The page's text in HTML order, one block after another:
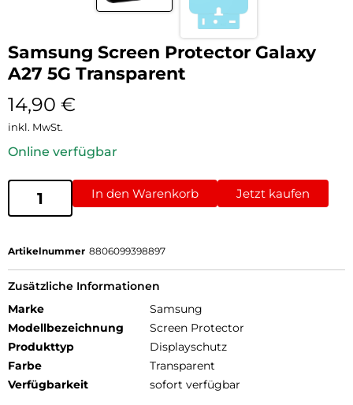
Samsung Screen Protector Galaxy
A27 5G Transparent
14,90 €
inkl. MwSt.
Online verfügbar
In den Warenkorb Jetzt kaufen
Artikelnummer 8806099398897
Zusätzliche Informationen
Marke
Samsung
Modellbezeichnung
Screen Protector
Produkttyp
Displayschutz
Farbe
Transparent
Verfügbarkeit
sofort verfügbar